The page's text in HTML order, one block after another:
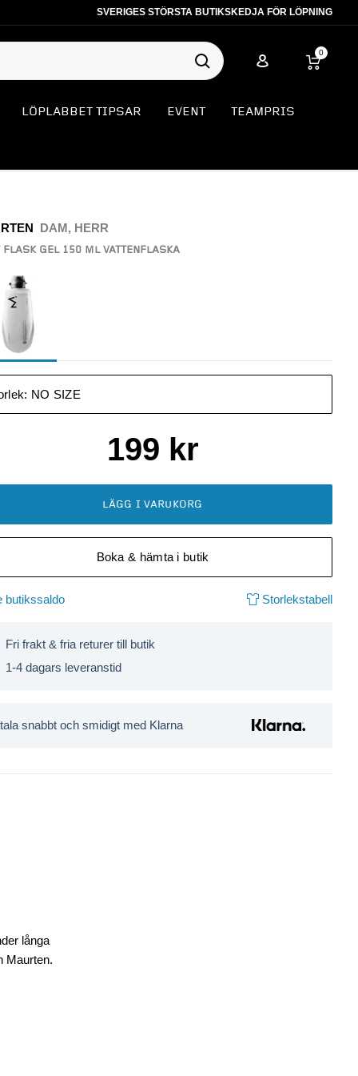
SVERIGES STÖRSTA BUTIKSKEDJA FÖR LÖPNING
0
LÖPLABBET TIPSAR EVENT TEAMPRIS
DAM, HERR
FLASK GEL 150 ML VATTENFLASKA
NO SIZE
199 kr
LÄGG I VARUKORG
Boka & hämta i butik
butikssaldo Storlekstabell
Fri frakt & fria returer till butik
1-4 dagars leveranstid
snabbt och smidigt med Klarna
långa
Maurten.